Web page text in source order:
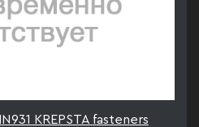
KREPSTA fasteners